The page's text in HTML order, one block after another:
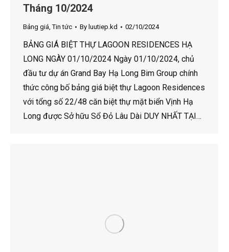
Tháng 10/2024
Bảng giá,Tin tức By luutiep.kd 02/10/2024
BẢNG GIÁ BIỆT THỰ LAGOON RESIDENCES HẠ
LONG NGÀY 01/10/2024 Ngày 01/10/2024, chủ
đầu tư dự án Grand Bay Hạ Long Bim Group chính
thức công bố bảng giá biệt thự Lagoon Residences
với tổng số 22/48 căn biệt thự mặt biển Vịnh Hạ
Long được Sở hữu Sổ Đỏ Lâu Dài DUY NHẤT TẠI…